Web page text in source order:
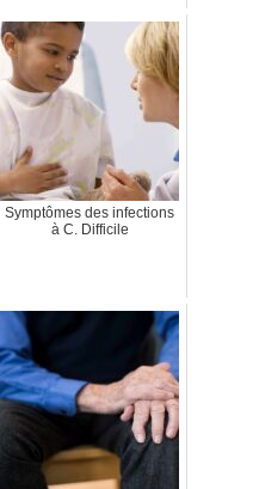
Symptômes des infections
à C. Difficile